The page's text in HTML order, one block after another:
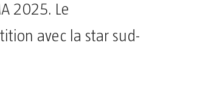
2025. Le
avec la star sud-